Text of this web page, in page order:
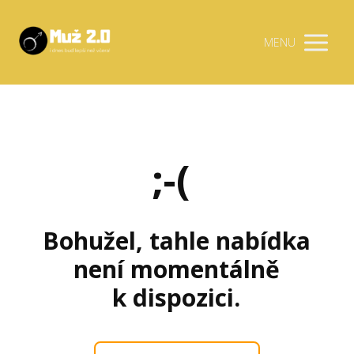
MENU
;-(
Bohužel, tahle nabídka
není momentálně
k dispozici.